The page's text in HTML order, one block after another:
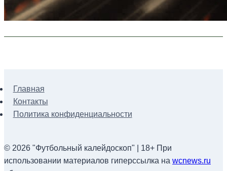
Главная
Контакты
Политика конфиденциальности
© 2026 "Футбольный калейдоскоп" | 18+ При
использовании материалов гиперссылка на wcnews.ru